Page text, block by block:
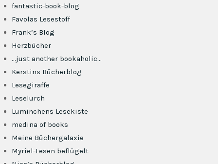
fantastic-book-blog
Favolas Lesestoff
Frank’s Blog
Herzbücher
…just another bookaholic…
Kerstins Bücherblog
Lesegiraffe
Leselurch
Luminchens Lesekiste
medina of books
Meine Büchergalaxie
Myriel-Lesen beflügelt